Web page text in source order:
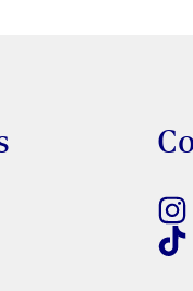
s'obre en finestra nova